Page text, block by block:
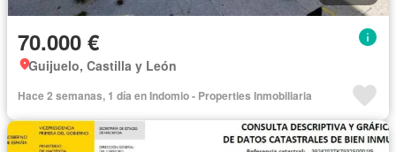
70.000 €
Guijuelo, Castilla y León
Hace 2 semanas, 1 día en Indomio - Properties Inmobiliaria